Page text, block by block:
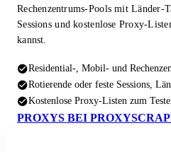
Rechenzentrums-Pools mit Länder-
Sessions und kostenlose Proxy-
kannst.
Residential-, Mobil- und
Rotierende oder feste Sessions,
Kostenlose Proxy-Listen zum
PROXYS BEI